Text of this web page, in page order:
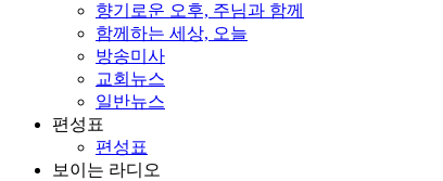
향기로운 오후, 주님과 함께
함께하는 세상, 오늘
방송미사
교회뉴스
일반뉴스
편성표
편성표
보이는 라디오